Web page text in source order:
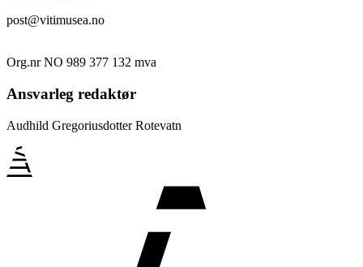
post@vitimusea.no
Org.nr NO 989 377 132 mva
Ansvarleg redaktør
Audhild Gregoriusdotter Rotevatn